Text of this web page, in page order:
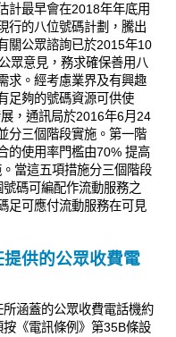
計最早會在2018年年底用
行的八位號碼計劃，騰出
關公眾諮詢已於2015年10
眾意見，務求確保善用八
求。經考慮業界及有興趣
足夠的號碼資源可供使
，通訊局於2016年6月24
分三個階段實施。第一階
的使用率門檻由70% 提高
當這五項措施分三個階段
碼可編配作流動服務之
足可應付流動服務在可見
供的公眾收費電
涵蓋的公眾收費電話機約
《電訊條例》第35B條設